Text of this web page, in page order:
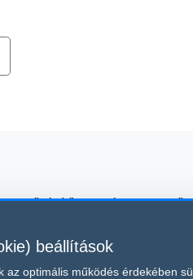
építőipari gépkölcsönző,
Ez az oldal a
beállítások
az optimális működés érdekében